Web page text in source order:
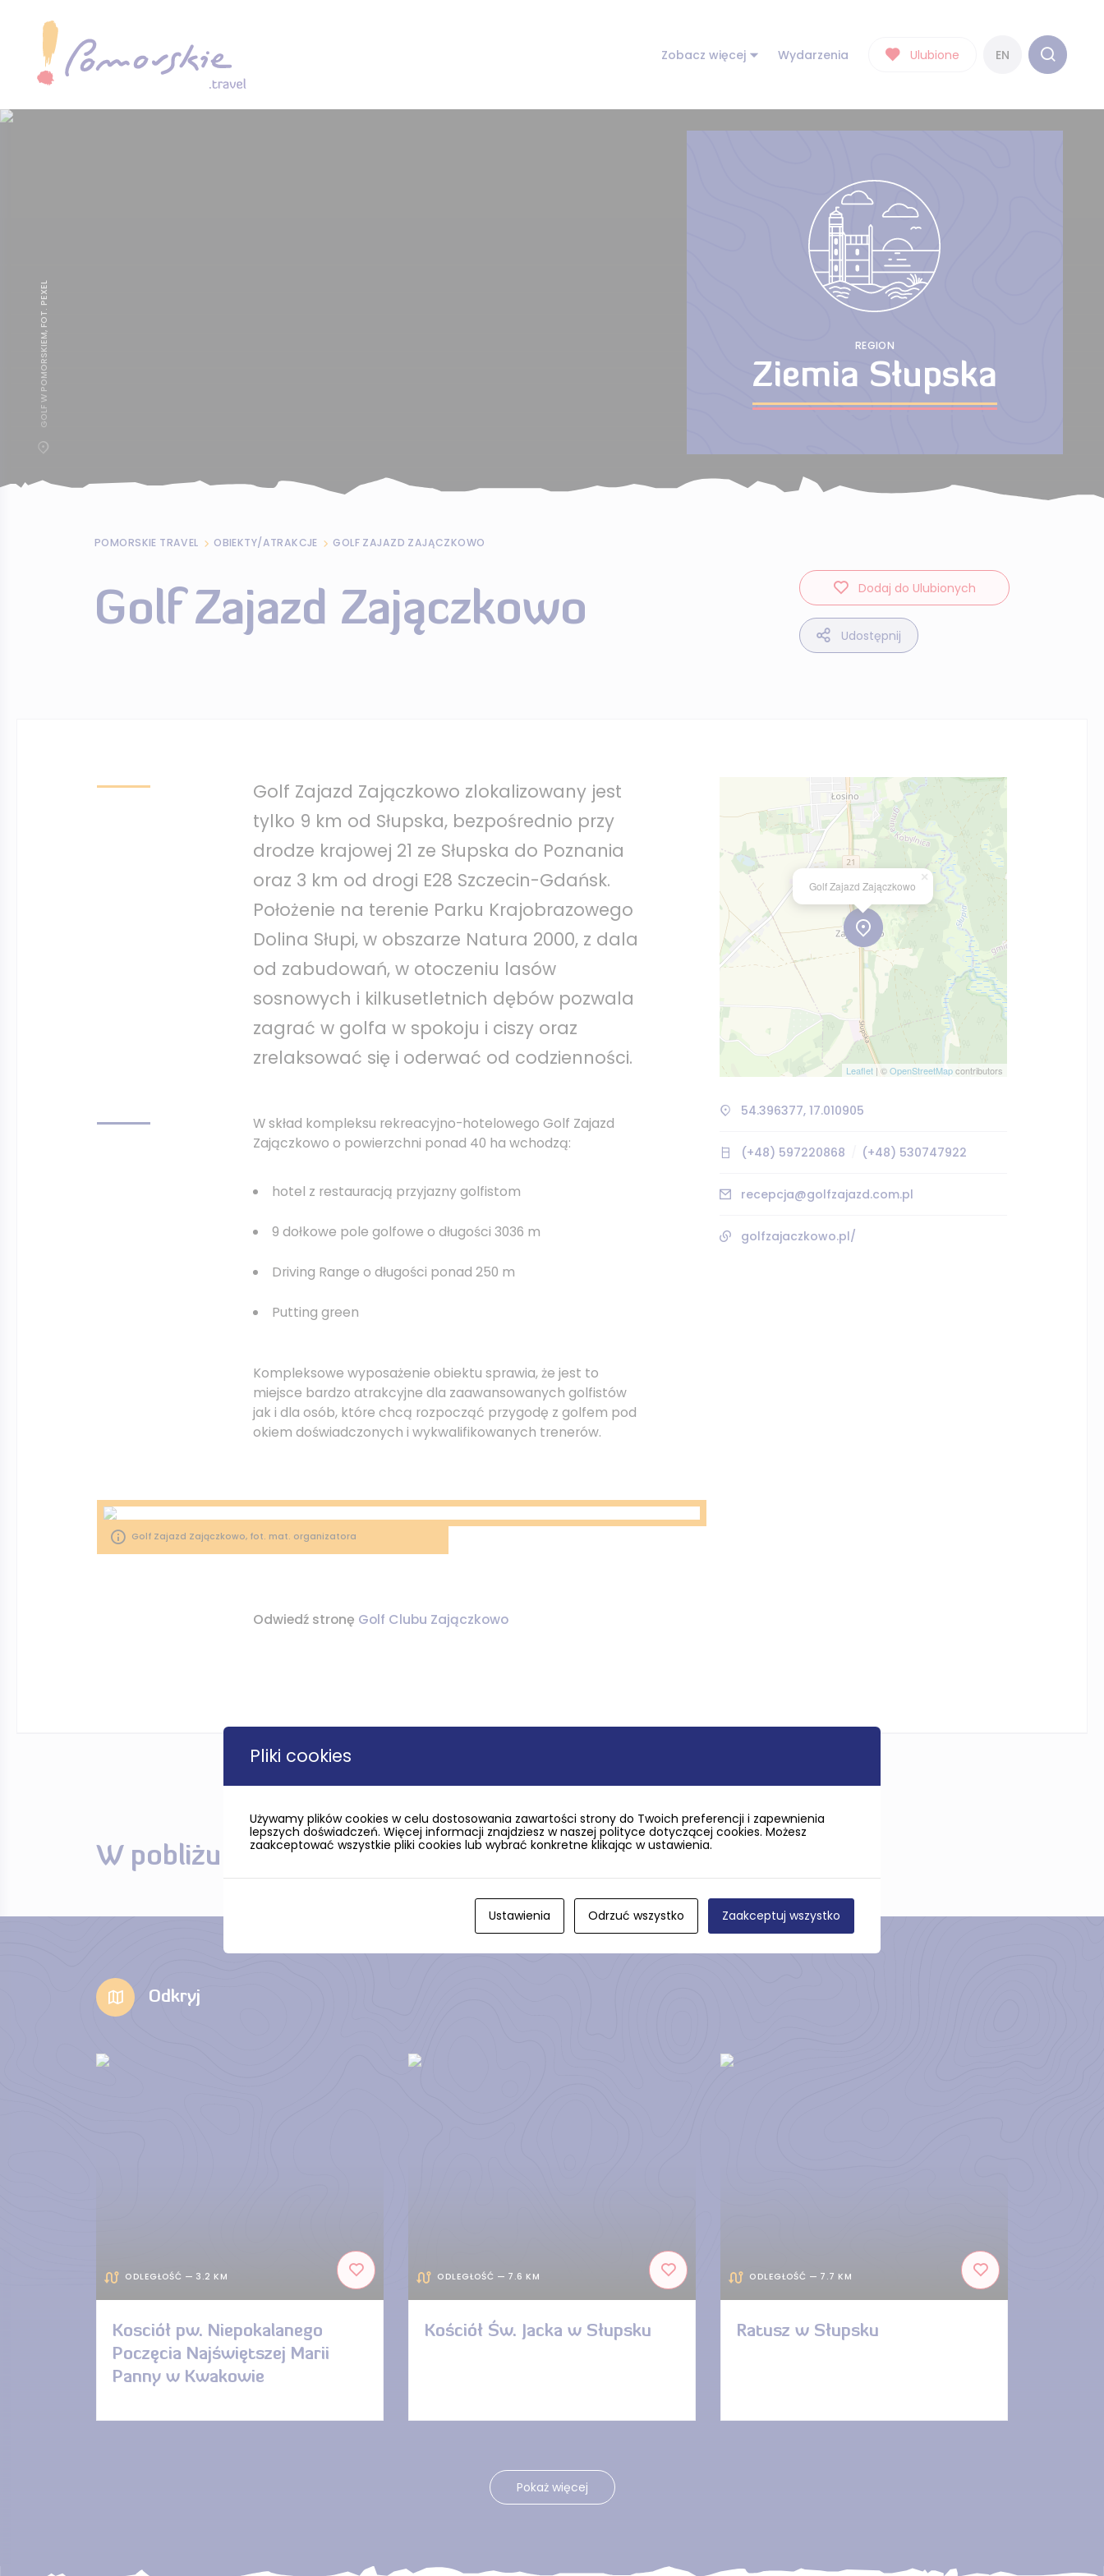
Zobacz więcej Wydarzenia Ulubione EN
REGION
Ziemia Słupska
GOLF W POMORSKIEM, FOT. PEXEL
POMORSKIE TRAVEL OBIEKTY/ATRAKCJE GOLF ZAJAZD ZAJĄCZKOWO
Golf Zajazd Zajączkowo
Dodaj do Ulubionych
Udostępnij
Golf Zajazd Zajączkowo zlokalizowany jest
tylko 9 km od Słupska, bezpośrednio przy
drodze krajowej 21 ze Słupska do Poznania
oraz 3 km od drogi E28 Szczecin-Gdańsk.
Położenie na terenie Parku Krajobrazowego
Dolina Słupi, w obszarze Natura 2000, z dala
od zabudowań, w otoczeniu lasów
sosnowych i kilkusetletnich dębów pozwala
zagrać w golfa w spokoju i ciszy oraz
zrelaksować się i oderwać od codzienności.
W skład kompleksu rekreacyjno-hotelowego Golf Zajazd
Zajączkowo o powierzchni ponad 40 ha wchodzą:
hotel z restauracją przyjazny golfistom
9 dołkowe pole golfowe o długości 3036 m
Driving Range o długości ponad 250 m
Putting green
Kompleksowe wyposażenie obiektu sprawia, że jest to
miejsce bardzo atrakcyjne dla zaawansowanych golfistów
jak i dla osób, które chcą rozpocząć przygodę z golfem pod
okiem doświadczonych i wykwalifikowanych trenerów.
Golf Zajazd Zajączkowo, fot. mat. organizatora
Odwiedź stronę Golf Clubu Zajączkowo
Golf Zajazd Zajączkowo
×
Leaflet | ©OpenStreetMapcontributors
54.396377, 17.010905
(+48) 597220868 (+48) 530747922
recepcja@golfzajazd.com.pl
golfzajaczkowo.pl/
W pobliżu
Odkryj
ODLEGŁOŚĆ — 3.2 KM
Kosciół pw. Niepokalanego
Poczęcia Najświętszej Marii
Panny w Kwakowie
ODLEGŁOŚĆ — 7.6 KM
Kościół Św. Jacka w Słupsku
ODLEGŁOŚĆ — 7.7 KM
Ratusz w Słupsku
Pokaż więcej
Pliki cookies
Używamy plików cookies w celu dostosowania zawartości strony do Twoich preferencji i zapewnienia
lepszych doświadczeń. Więcej informacji znajdziesz w naszej polityce dotyczącej cookies. Możesz
zaakceptować wszystkie pliki cookies lub wybrać konkretne klikając w ustawienia.
Ustawienia Odrzuć wszystko Zaakceptuj wszystko